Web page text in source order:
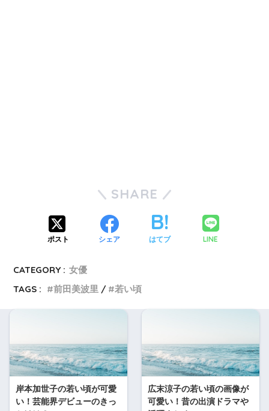
SHARE
ポスト シェア はてブ LINE
CATEGORY : 女優
TAGS :
前田美波里 若い頃
岸本加世子の若い頃が可愛
い！芸能界デビューのきっ
広末涼子の若い頃の画像が
可愛い！昔の出演ドラマや